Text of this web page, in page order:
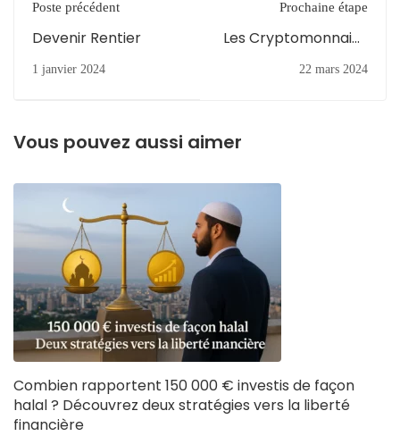
Poste précédent
Devenir Rentier
1 janvier 2024
Prochaine étape
Les Cryptomonnaies
22 mars 2024
Vous pouvez aussi aimer
Combien rapportent 150 000 € investis de façon
halal ? Découvrez deux stratégies vers la liberté
financière